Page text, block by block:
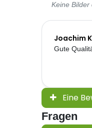
Keine Bilder
Joachim
Gute
Eine
Fragen